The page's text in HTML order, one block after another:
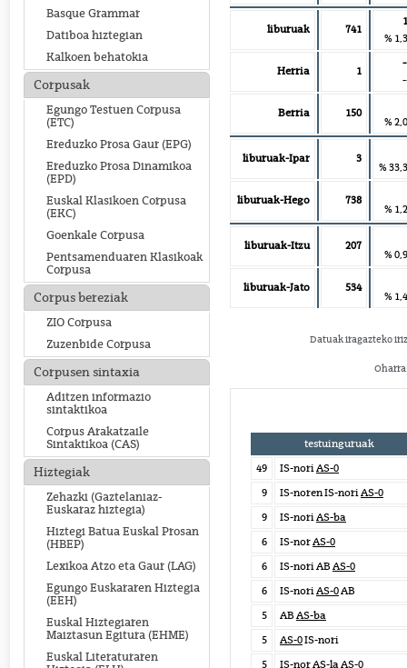
Basque Grammar
Datiboa hiztegian
Kalkoen behatokia
Corpusak
Egungo Testuen Corpusa
(ETC)
Ereduzko Prosa Gaur (EPG)
Ereduzko Prosa Dinamikoa
(EPD)
Euskal Klasikoen Corpusa
(EKC)
Goenkale Corpusa
Pentsamenduaren Klasikoak
Corpusa
Corpus bereziak
ZIO Corpusa
Zuzenbide Corpusa
Corpusen sintaxia
Aditzen informazio
sintaktikoa
Corpus Arakatzaile
Sintaktikoa (CAS)
Hiztegiak
Zehazki (Gaztelaniaz-
Euskaraz hiztegia)
Hiztegi Batua Euskal Prosan
(HBEP)
Lexikoa Atzo eta Gaur (LAG)
Egungo Euskararen Hiztegia
(EEH)
Euskal Hiztegiaren
Maiztasun Egitura (EHME)
Euskal Literaturaren
liburuak 741
%
Herria 1
Berria 150
%
liburuak-Ipar 3
%
liburuak-Hego 738
%
liburuak-Itzu 207
%
liburuak-Jato 534
%
Datuak iragazteko
testuinguruak
49
IS-noriAS-0
9
IS-noren IS-noriAS-0
9
IS-noriAS-ba
6
IS-norAS-0
6
IS-nori AB AS-0
6
IS-noriAS-0AB
5
AB AS-ba
5
AS-0IS-nori
5
IS-nor AS-laAS-0